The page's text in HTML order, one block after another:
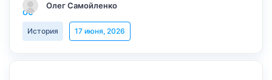
Олег Самойленко
История 17 июня, 2026